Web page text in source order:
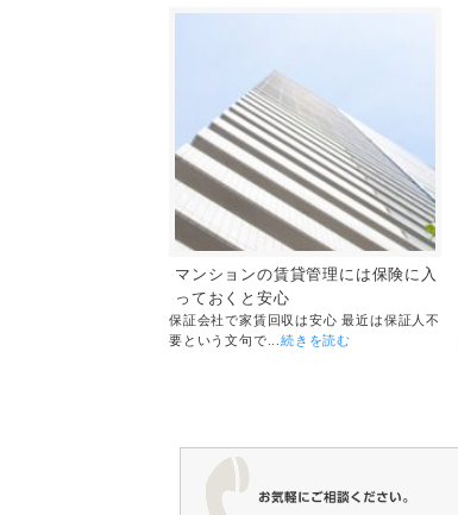
マンションの賃貸管理には保険に入
っておくと安心
保証会社で家賃回収は安心 最近は保証人不
要という文句で...続きを読む